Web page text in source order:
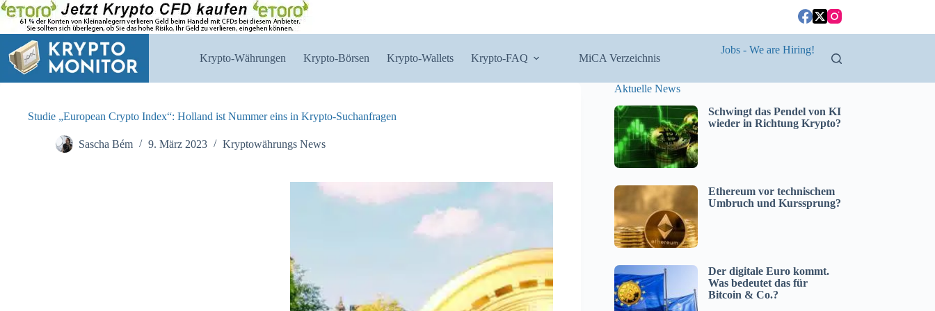
Zum
Inhalt
springen
Krypto-Währungen Krypto-Börsen Krypto-Wallets Krypto-FAQ MiCA Verzeichnis
Jobs - We are Hiring!
Studie „European Crypto Index“: Holland ist Nummer eins in Krypto-Suchanfragen
Sascha Bém 9. März 2023 Kryptowährungs News
Aktuelle News
Schwingt das Pendel von KI
wieder in Richtung Krypto?
Ethereum vor technischem
Umbruch und Kurssprung?
Der digitale Euro kommt.
Was bedeutet das für
Bitcoin & Co.?